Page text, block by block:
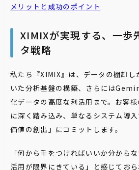
メリットと成功のポイント
XIMIXが実現する、一歩
タ戦略
私たち『XIMIX』は、データの棚卸
いた分析基盤の構築、さらには
化データの高度な利活用まで。お客
に深く踏み込み、単なるシステム導
価値の創出」にコミットします。
「何から手をつければいいか分から
活用が限界にきている」と感じてお